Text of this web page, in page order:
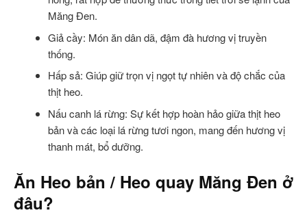
Măng Đen.
Giả cầy: Món ăn dân dã, đậm đà hương vị truyền
thống.
Hấp sả: Giúp giữ trọn vị ngọt tự nhiên và độ chắc của
thịt heo.
Nấu canh lá rừng: Sự kết hợp hoàn hảo giữa thịt heo
bản và các loại lá rừng tươi ngon, mang đến hương vị
thanh mát, bổ dưỡng.
Ăn Heo bản / Heo quay Măng Đen ở
đâu?